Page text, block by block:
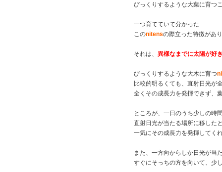
びっくりするような大葉に育つ
一つ育てていて分かった
このnitensの際立った特徴があ
それは、 異様なまでに太陽が好
びっくりするような大木に育つ
比較的明るくても、直射日光が
全くその成長力を発揮できず、
ところが、一日のうち少しの時
直射日光が当たる場所に移した
一気にその成長力を発揮してく
また、一方向からしか日光が当
すぐにそっちの方を向いて、少